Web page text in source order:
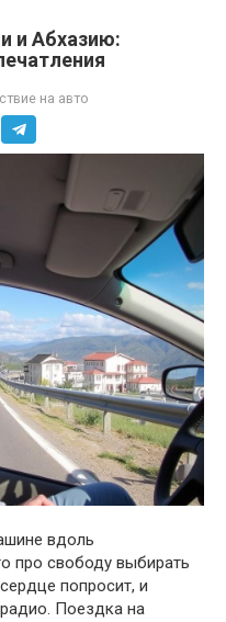
и Абхазию:
на авто
вдоль
про свободу выбирать
попросит, и
Поездка на